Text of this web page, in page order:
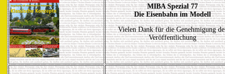
MIBA Spezial 77
Die Eisenbahn im Modell
Vielen Dank für die Genehmigung
Veröffentlichung